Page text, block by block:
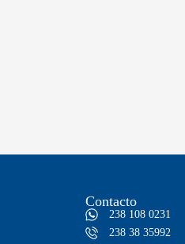
Contacto
238 108 0231
238 38 35992